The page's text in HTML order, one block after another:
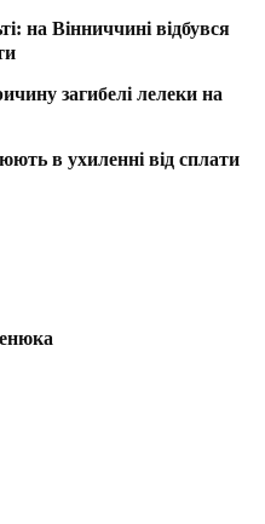
на Вінниччині відбувся
загибелі лелеки на
в ухиленні від сплати